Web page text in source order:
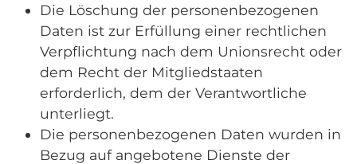
Die Löschung der personenbezogenen
Daten ist zur Erfüllung einer rechtlichen
Verpflichtung nach dem Unionsrecht oder
dem Recht der Mitgliedstaaten
erforderlich, dem der Verantwortliche
unterliegt.
Die personenbezogenen Daten wurden in
Bezug auf angebotene Dienste der